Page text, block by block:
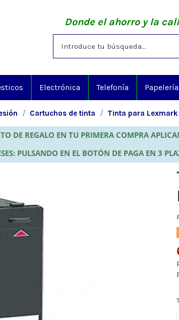
Donde el ahorro y la
Electrónica Telefonía
Cartuchos de tinta Tinta para Lexmark
DE REGALO EN TU PRIMERA COMPRA
PULSANDO EN EL BOTÓN DE PAGA EN 3